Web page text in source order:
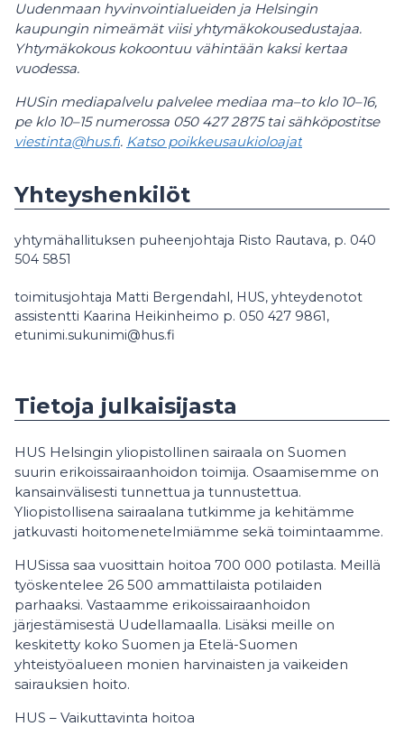
Uudenmaan hyvinvointialueiden ja Helsingin
kaupungin nimeämät viisi yhtymäkokousedustajaa.
Yhtymäkokous kokoontuu vähintään kaksi kertaa
vuodessa.
HUSin mediapalvelu palvelee mediaa ma–to klo 10–16,
pe klo 10–15 numerossa 050 427 2875 tai sähköpostitse
viestinta@hus.fi. Katso poikkeusaukioloajat
Yhteyshenkilöt
yhtymähallituksen puheenjohtaja Risto Rautava, p. 040
504 5851
toimitusjohtaja Matti Bergendahl, HUS, yhteydenotot
assistentti Kaarina Heikinheimo p. 050 427 9861,
etunimi.sukunimi@hus.fi
Tietoja julkaisijasta
HUS Helsingin yliopistollinen sairaala on Suomen
suurin erikoissairaanhoidon toimija. Osaamisemme on
kansainvälisesti tunnettua ja tunnustettua.
Yliopistollisena sairaalana tutkimme ja kehitämme
jatkuvasti hoitomenetelmiämme sekä toimintaamme.
HUSissa saa vuosittain hoitoa 700 000 potilasta. Meillä
työskentelee 26 500 ammattilaista potilaiden
parhaaksi. Vastaamme erikoissairaanhoidon
järjestämisestä Uudellamaalla. Lisäksi meille on
keskitetty koko Suomen ja Etelä-Suomen
yhteistyöalueen monien harvinaisten ja vaikeiden
sairauksien hoito.
HUS – Vaikuttavinta hoitoa